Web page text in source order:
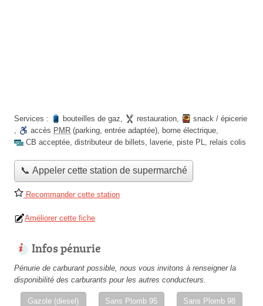
Services : bouteilles de gaz, restauration,
snack / épicerie
,
accès PMR (parking, entrée adaptée), borne électrique,
CB acceptée, distributeur de billets, laverie, piste PL, relais colis
📞 Appeler cette station de supermarché
Recommander cette station
Améliorer cette fiche
Infos pénurie
Pénurie de carburant possible, nous vous invitons à renseigner la
disponibilité des carburants pour les autres conducteurs.
Gazole (diesel) Sans Plomb 95 Sans Plomb 98